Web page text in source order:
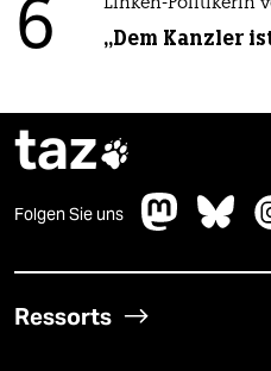
6 Linken-Politikerin
„Dem Kanzler
taz
Folgen Sie uns
Ressorts